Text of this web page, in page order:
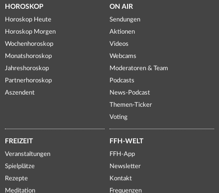
HOROSKOP
Horoskop Heute
Horoskop Morgen
Wochenhoroskop
Monatshoroskop
Jahreshoroskop
Partnerhoroskop
Aszendent
ON AIR
Sendungen
Aktionen
Videos
Webcams
Moderatoren & Team
Podcasts
News-Podcast
Themen-Ticker
Voting
FREIZEIT
Veranstaltungen
Spielplätze
Rezepte
Meditation
FFH-WELT
FFH-App
Newsletter
Kontakt
Frequenzen